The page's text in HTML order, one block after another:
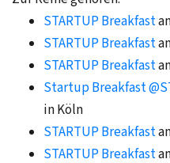
STARTUP Breakfast
STARTUP Breakfast
STARTUP Breakfast
Startup Breakfast
in Köln
STARTUP Breakfast
STARTUP Breakfast